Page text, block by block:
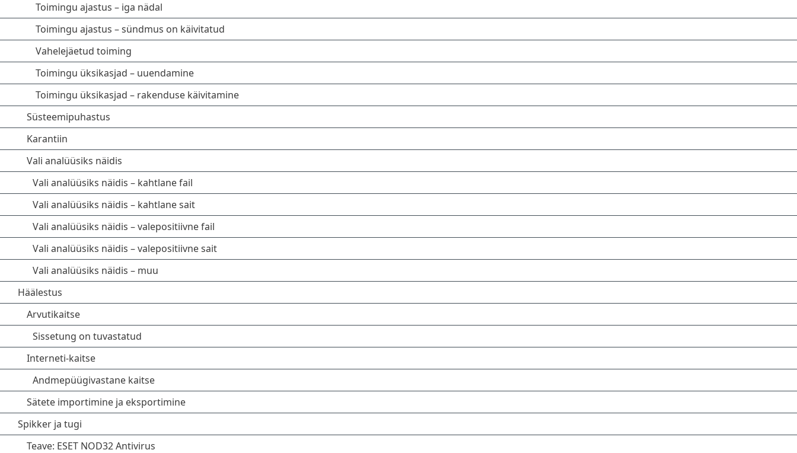
Toimingu ajastus – iga nädal
Toimingu ajastus – sündmus on käivitatud
Vahelejäetud toiming
Toimingu üksikasjad – uuendamine
Toimingu üksikasjad – rakenduse käivitamine
Süsteemipuhastus
Karantiin
Vali analüüsiks näidis
Vali analüüsiks näidis – kahtlane fail
Vali analüüsiks näidis – kahtlane sait
Vali analüüsiks näidis – valepositiivne fail
Vali analüüsiks näidis – valepositiivne sait
Vali analüüsiks näidis – muu
Häälestus
Arvutikaitse
Sissetung on tuvastatud
Interneti-kaitse
Andmepüügivastane kaitse
Sätete importimine ja eksportimine
Spikker ja tugi
Teave: ESET NOD32 Antivirus